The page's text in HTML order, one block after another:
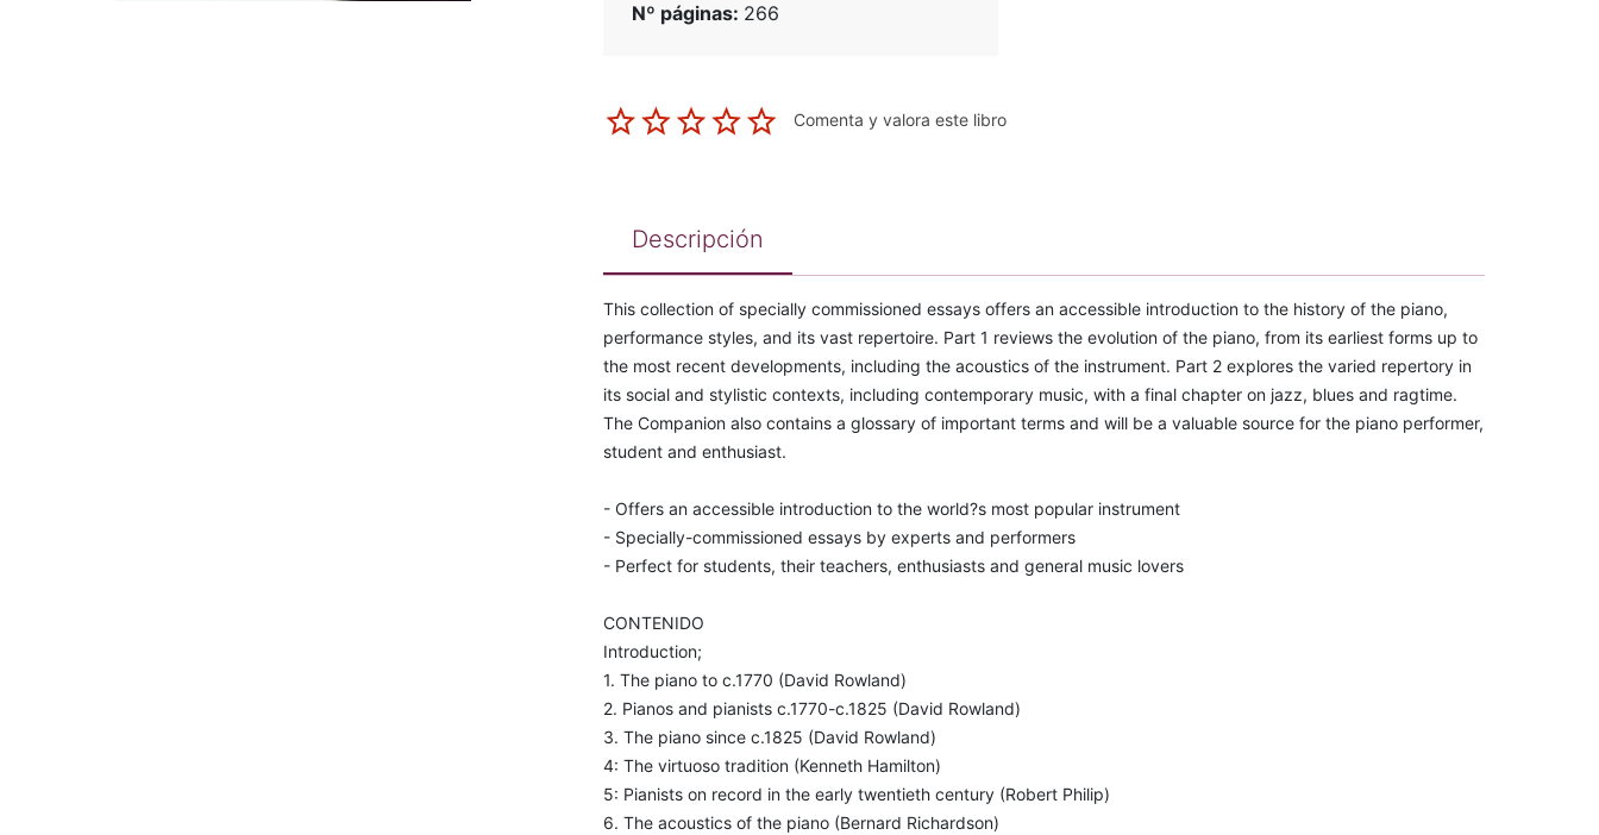
Nº páginas: 266
Comenta y valora este libro
Descripción
This collection of specially commissioned essays offers an accessible introduction to the history of the piano,
performance styles, and its vast repertoire. Part 1 reviews the evolution of the piano, from its earliest forms up to
the most recent developments, including the acoustics of the instrument. Part 2 explores the varied repertory in
its social and stylistic contexts, including contemporary music, with a final chapter on jazz, blues and ragtime.
The Companion also contains a glossary of important terms and will be a valuable source for the piano performer,
student and enthusiast.
- Offers an accessible introduction to the world?s most popular instrument
- Specially-commissioned essays by experts and performers
- Perfect for students, their teachers, enthusiasts and general music lovers
CONTENIDO
Introduction;
1. The piano to c.1770 (David Rowland)
2. Pianos and pianists c.1770-c.1825 (David Rowland)
3. The piano since c.1825 (David Rowland)
4: The virtuoso tradition (Kenneth Hamilton)
5: Pianists on record in the early twentieth century (Robert Philip)
6. The acoustics of the piano (Bernard Richardson)